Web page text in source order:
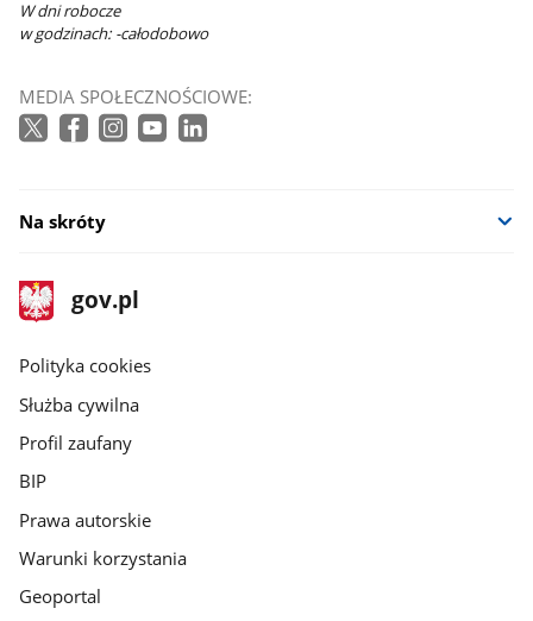
W dni robocze
w godzinach: -całodobowo
MEDIA SPOŁECZNOŚCIOWE:
Na skróty
stopka
gov.pl
Strona
gov.pl
gov.pl
Polityka cookies
Służba cywilna
Profil zaufany
BIP
Prawa autorskie
Warunki korzystania
Geoportal